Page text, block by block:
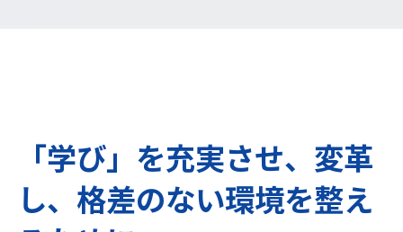
「学び」を充実させ、変革
し、格差のない環境を整え